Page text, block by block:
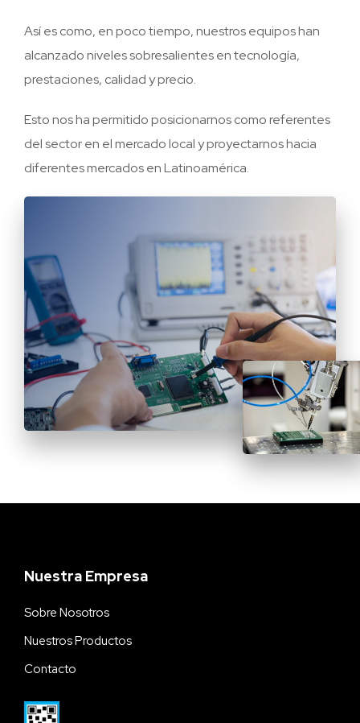
Así es como, en poco tiempo, nuestros equipos han
alcanzado niveles sobresalientes en tecnología,
prestaciones, calidad y precio.
Esto nos ha permitido posicionarnos como referentes
del sector en el mercado local y proyectarnos hacia
diferentes mercados en Latinoamérica.
Nuestra Empresa
Sobre Nosotros
Nuestros Productos
Contacto